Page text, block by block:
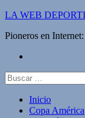
Saltar
contenido
LA WEB
Pioneros en
Buscar:
Inicio
Copa América